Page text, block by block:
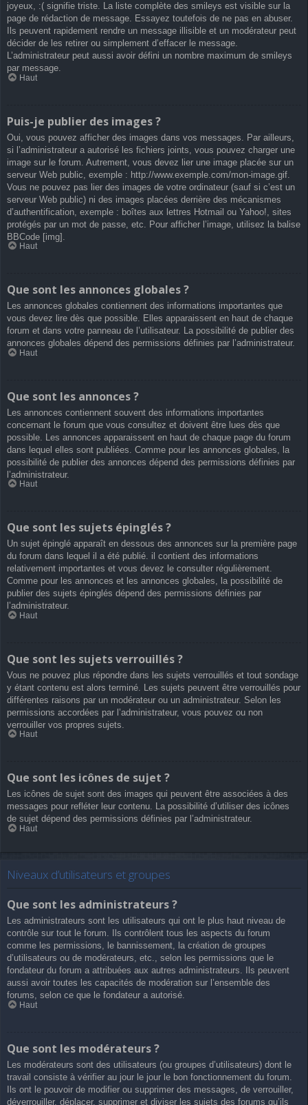
joyeux, :( signifie triste. La liste complète des smileys est visible sur la
page de rédaction de message. Essayez toutefois de ne pas en abuser.
Ils peuvent rapidement rendre un message illisible et un modérateur peut
décider de les retirer ou simplement d’effacer le message.
L’administrateur peut aussi avoir défini un nombre maximum de smileys
par message.
Haut
Puis-je publier des images ?
Oui, vous pouvez afficher des images dans vos messages. Par ailleurs,
si l’administrateur a autorisé les fichiers joints, vous pouvez charger une
image sur le forum. Autrement, vous devez lier une image placée sur un
serveur Web public, exemple : http://www.exemple.com/mon-image.gif.
Vous ne pouvez pas lier des images de votre ordinateur (sauf si c’est un
serveur Web public) ni des images placées derrière des mécanismes
d’authentification, exemple : boîtes aux lettres Hotmail ou Yahoo!, sites
protégés par un mot de passe, etc. Pour afficher l’image, utilisez la balise
BBCode [img].
Haut
Que sont les annonces globales ?
Les annonces globales contiennent des informations importantes que
vous devez lire dès que possible. Elles apparaissent en haut de chaque
forum et dans votre panneau de l’utilisateur. La possibilité de publier des
annonces globales dépend des permissions définies par l’administrateur.
Haut
Que sont les annonces ?
Les annonces contiennent souvent des informations importantes
concernant le forum que vous consultez et doivent être lues dès que
possible. Les annonces apparaissent en haut de chaque page du forum
dans lequel elles sont publiées. Comme pour les annonces globales, la
possibilité de publier des annonces dépend des permissions définies par
l’administrateur.
Haut
Que sont les sujets épinglés ?
Un sujet épinglé apparaît en dessous des annonces sur la première page
du forum dans lequel il a été publié. il contient des informations
relativement importantes et vous devez le consulter régulièrement.
Comme pour les annonces et les annonces globales, la possibilité de
publier des sujets épinglés dépend des permissions définies par
l’administrateur.
Haut
Que sont les sujets verrouillés ?
Vous ne pouvez plus répondre dans les sujets verrouillés et tout sondage
y étant contenu est alors terminé. Les sujets peuvent être verrouillés pour
différentes raisons par un modérateur ou un administrateur. Selon les
permissions accordées par l’administrateur, vous pouvez ou non
verrouiller vos propres sujets.
Haut
Que sont les icônes de sujet ?
Les icônes de sujet sont des images qui peuvent être associées à des
messages pour refléter leur contenu. La possibilité d’utiliser des icônes
de sujet dépend des permissions définies par l’administrateur.
Haut
Niveaux d’utilisateurs et groupes
Que sont les administrateurs ?
Les administrateurs sont les utilisateurs qui ont le plus haut niveau de
contrôle sur tout le forum. Ils contrôlent tous les aspects du forum
comme les permissions, le bannissement, la création de groupes
d’utilisateurs ou de modérateurs, etc., selon les permissions que le
fondateur du forum a attribuées aux autres administrateurs. Ils peuvent
aussi avoir toutes les capacités de modération sur l’ensemble des
forums, selon ce que le fondateur a autorisé.
Haut
Que sont les modérateurs ?
Les modérateurs sont des utilisateurs (ou groupes d’utilisateurs) dont le
travail consiste à vérifier au jour le jour le bon fonctionnement du forum.
Ils ont le pouvoir de modifier ou supprimer des messages, de verrouiller,
déverrouiller, déplacer, supprimer et diviser les sujets des forums qu’ils